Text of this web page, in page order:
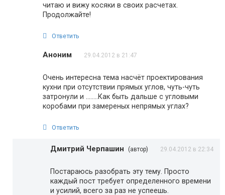
читаю и вижу косяки в своих расчетах.
Продолжайте!
Ответить
Аноним 29.04.2012 в 21:47
Очень интересна тема насчёт проектирования
кухни при отсутствии прямых углов, чуть-чуть
затронули и ……..Как быть дальше с угловыми
коробами при замереных непрямых углах?
Ответить
Дмитрий Черпашин (автор) 29.04.2012 в 22:34
Постараюсь разобрать эту тему. Просто
каждый пост требует определенного времени
и усилий, всего за раз не успеешь.